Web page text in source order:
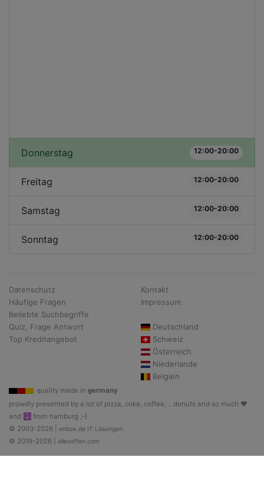
Donnerstag 12:00-20:00
Freitag 12:00-20:00
Samstag 12:00-20:00
Sonntag 12:00-20:00
Datenschutz
Häufige Fragen
Beliebte Suchbegriffe
Quiz, Frage Antwort
Top Kreditangebot
Kontakt
Impressum
Deutschland
Schweiz
Österreich
Niederlande
Belgien
quality made in germany
prowdly presented by a lot of pizza, coke, coffee, .. donuts and so much ♥
and ☮ from hamburg ;-)
© 2003-2026 | enbox.de IT Lösungen
© 2019-2026 | allesoffen.com